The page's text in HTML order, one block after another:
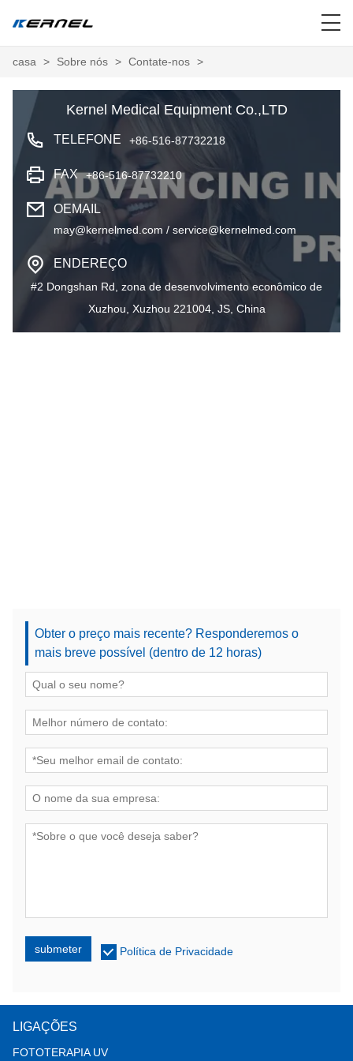
casa > Sobre nós > Contate-nos >
Kernel Medical Equipment Co.,LTD
TELEFONE +86-516-87732218
FAX +86-516-87732210
OEMAIL
may@kernelmed.com / service@kernelmed.com
ENDEREÇO
#2 Dongshan Rd, zona de desenvolvimento econômico de
Xuzhou, Xuzhou 221004, JS, China
Obter o preço mais recente? Responderemos o
mais breve possível (dentro de 12 horas)
submeter Política de Privacidade
LIGAÇÕES
FOTOTERAPIA UV